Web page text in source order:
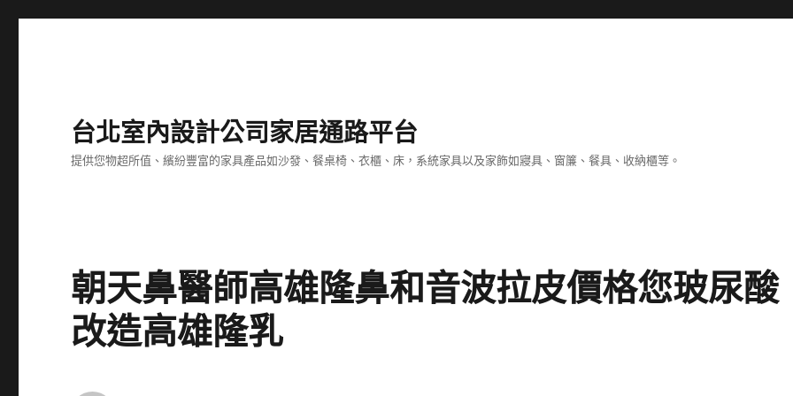
台北室內設計公司家居通路平台
提供您物超所值、繽紛豐富的家具產品如沙發、餐桌椅、衣櫃、床，系統家具以及家飾如寢具、窗簾、餐具、收納櫃等。
朝天鼻醫師高雄隆鼻和音波拉皮價格您玻尿酸
改造高雄隆乳